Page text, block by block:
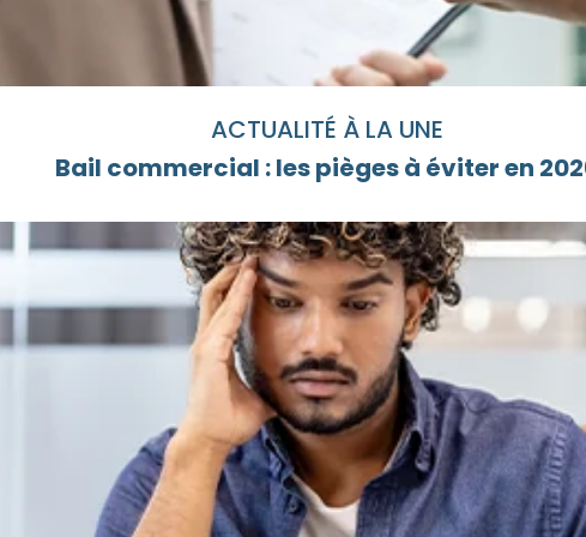
ACTUALITÉ À LA UNE
Bail commercial : les pièges à éviter en